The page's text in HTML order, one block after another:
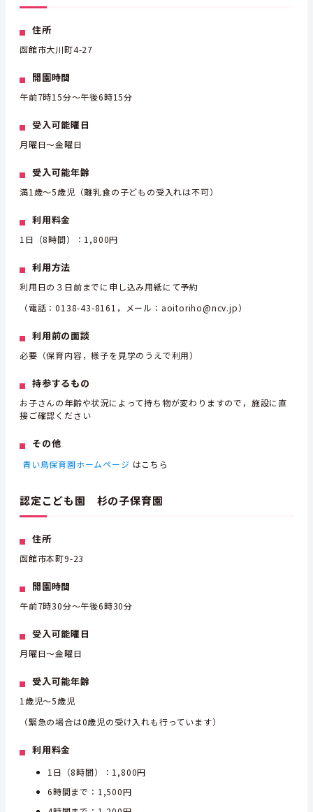
住所
函館市大川町4-27
開園時間
午前7時15分～午後6時15分
受入可能曜日
月曜日～金曜日
受入可能年齢
満1歳～5歳児（離乳食の子どもの受入れは不可）
利用料金
1日（8時間）：1,800円
利用方法
利用日の３日前までに申し込み用紙にて予約
（電話：0138-43-8161，メール：aoitoriho@ncv.jp）
利用前の面談
必要（保育内容，様子を見学のうえで利用）
持参するもの
お子さんの年齢や状況によって持ち物が変わりますので，施設に直
接ご確認ください
その他
青い鳥保育園ホームページ はこちら
認定こども園 杉の子保育園
住所
函館市本町9-23
開園時間
午前7時30分～午後6時30分
受入可能曜日
月曜日～金曜日
受入可能年齢
1歳児～5歳児
（緊急の場合は0歳児の受け入れも行っています）
利用料金
1日（8時間）：1,800円
6時間まで：1,500円